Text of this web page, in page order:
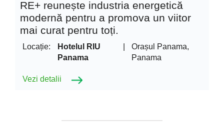
RE+ reunește industria energetică
modernă pentru a promova un viitor
mai curat pentru toți.
Locație:
Hotelul RIU
Panama
Orașul Panama,
Panama
Vezi detalii